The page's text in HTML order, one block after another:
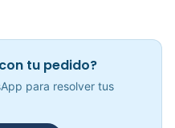
tu pedido?
para resolver tus